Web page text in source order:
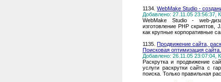
1134. WebMake Studio -
Добавлено: 27.11.05 23:56:37,
WebMake Studio - web-
изготовление PHP
как крупные корпоративные
1135.Продвижение сайта,
Поисковая оптимизация сайта.
Добавлено: 26.11.05 23:07:04,
Раскрутка и продвижение
услуги раскрутки сайта с
поиска. Только правильная